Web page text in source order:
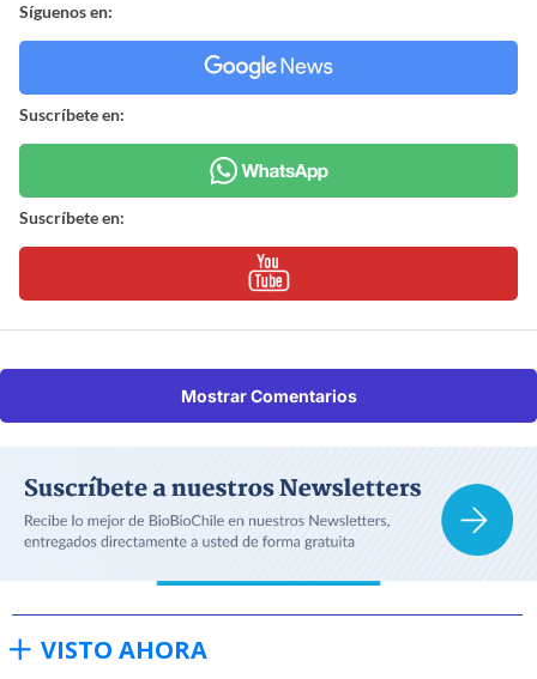
Síguenos en:
Suscríbete en:
Suscríbete en:
Mostrar Comentarios
VISTO AHORA